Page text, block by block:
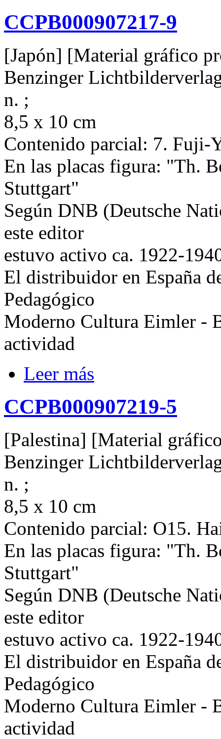
CCPB000907217-9
[Japón] [Material gráfico
Benzinger
n. ;
8,5 x 10 cm
Contenido parcial: 7. Fuji-
En las placas figura: "Th.
Stuttgart"
Según DNB (Deutsche
este editor
estuvo activo ca. 1922-
El distribuidor en España
Pedagógico
Moderno Cultura Eimler -
actividad
Leer más
CCPB000907219-5
[Palestina] [Material
Benzinger
n. ;
8,5 x 10 cm
Contenido parcial: O15.
En las placas figura: "Th.
Stuttgart"
Según DNB (Deutsche
este editor
estuvo activo ca. 1922-
El distribuidor en España
Pedagógico
Moderno Cultura Eimler -
actividad